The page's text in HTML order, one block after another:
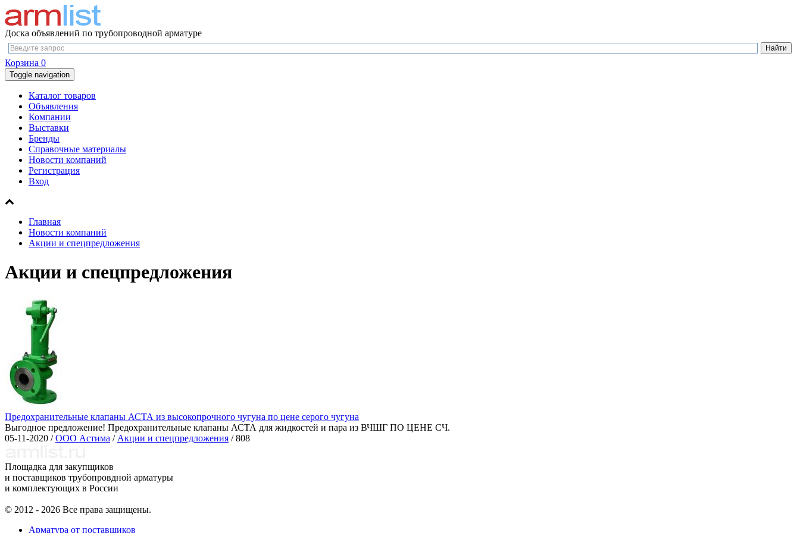
Доска объявлений по трубопроводной арматуре
Корзина 0
Toggle navigation
Каталог товаров
Объявления
Компании
Выставки
Бренды
Справочные материалы
Новости компаний
Регистрация
Вход
Главная
Новости компаний
Акции и спецпредложения
Акции и спецпредложения
Предохранительные клапаны АСТА из высокопрочного чугуна по цене серого чугуна
Выгодное предложение! Предохранительные клапаны АСТА для жидкостей и пара из ВЧШГ ПО ЦЕНЕ СЧ.
05-11-2020 /ООО Астима / Акции и спецпредложения /808
Площадка для закупщиков
и поставщиков трубопровдной арматуры
и комплектующих в России
© 2012 - 2026 Все права защищены.
Арматура от поставщиков